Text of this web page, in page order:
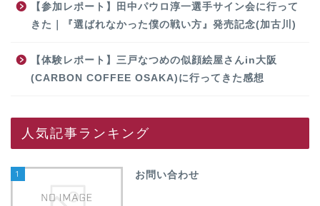
【参加レポート】田中パウロ淳一選手サイン会に行って
きた｜『選ばれなかった僕の戦い方』発売記念(加古川)
【体験レポート】三戸なつめの似顔絵屋さんin大阪
(CARBON COFFEE OSAKA)に行ってきた感想
人気記事ランキング
1 お問い合わせ